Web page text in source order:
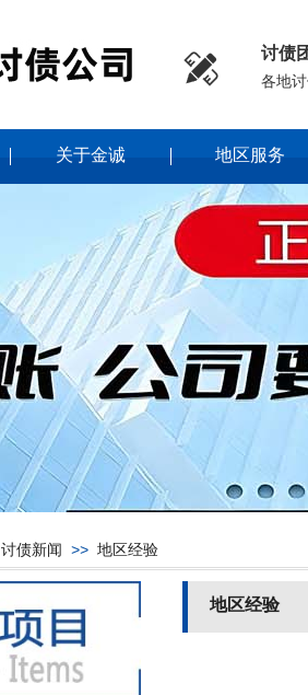
 讨债
各地
关于金诚 地区服务
讨债新闻 >> 地区经验
地区经验